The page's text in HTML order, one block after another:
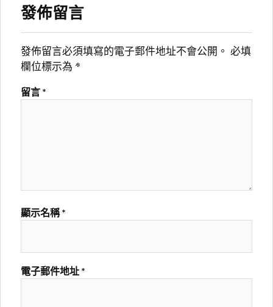
發佈留言
發佈留言必須填寫的電子郵件地址不會公開。 必填
欄位標示為 *
留言 *
顯示名稱*
電子郵件地址 *